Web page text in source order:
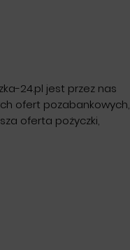
24.pl jest przez nas
ofert pozabankowych,
oferta pożyczki,